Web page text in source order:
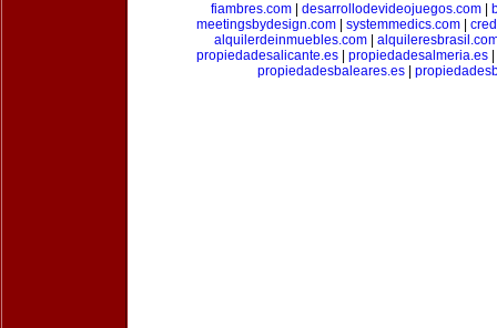
fiambres.com| desarrollodevideojuegos.com|
meetingsbydesign.com| systemmedics.com|
alquilerdeinmuebles.com|
propiedadesalicante.es| propiedadesalmeria.es|
propiedadesbaleares.es